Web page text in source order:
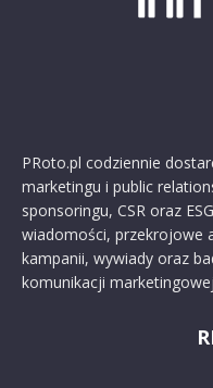
PRoto.pl codziennie
marketingu i public
sponsoringu, CSR oraz
wiadomości, przekrojowe
kampanii, wywiady oraz
komunikacji